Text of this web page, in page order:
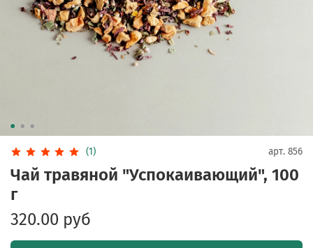
(1) арт. 856
Чай травяной "Успокаивающий", 100
г
320.00 руб